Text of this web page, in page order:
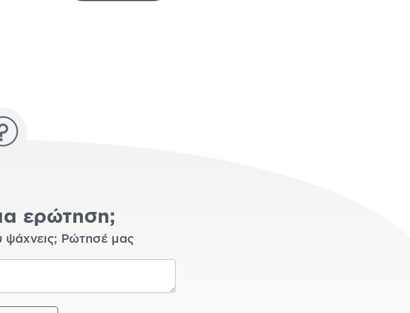
ερώτηση;
ψάχνεις; Ρώτησέ μας